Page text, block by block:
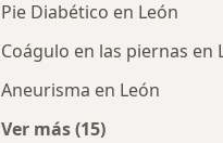
Pie Diabético en León
Coágulo en las piernas en
Aneurisma en León
Ver más (15)